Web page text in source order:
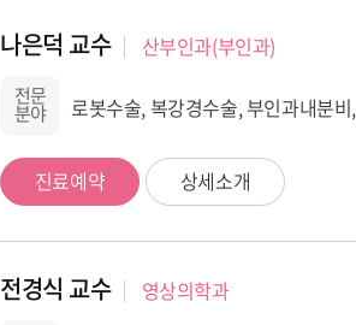
나은덕 교수 산부인과(부인과)
전문
분야 로봇수술, 복강경수술, 부인과내분
진료예약 상세소개
전경식 교수 영상의학과